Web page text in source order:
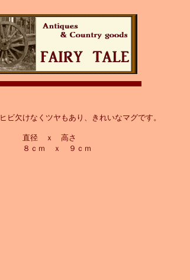
ヒビ欠けなくツヤもあり、きれいなマグです。
直径 ｘ 高さ
８ｃｍ ｘ ９ｃｍ